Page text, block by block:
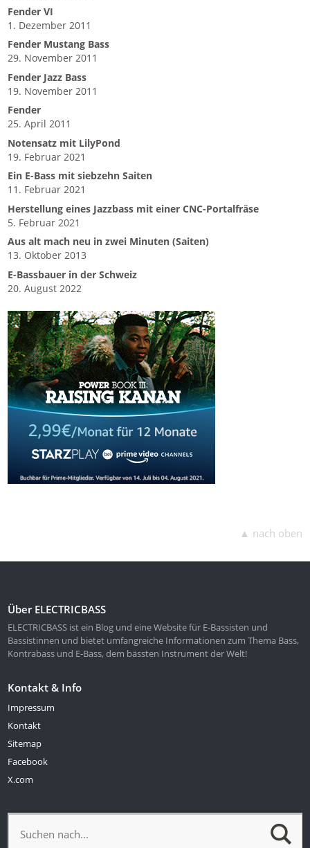
Fender VI
1. Dezember 2011
Fender Mustang Bass
29. November 2011
Fender Jazz Bass
19. November 2011
Fender
25. April 2011
Notensatz mit LilyPond
19. Februar 2021
Ein E-Bass mit siebzehn Saiten
11. Februar 2021
Herstellung eines Jazzbass mit einer CNC-Portalfräse
5. Februar 2021
Aus alt mach neu in zwei Minuten (Saiten)
13. Oktober 2013
E-Bassbauer in der Schweiz
20. August 2022
▲ nach oben
Über ELECTRICBASS
ELECTRICBASS ist ein Blog und eine Website für E-Bassisten und
Bassistinnen und bietet umfangreiche Informationen zum Thema Bass,
Kontrabass und E-Bass, dem bässten Instrument der Welt!
Kontakt & Info
Impressum
Kontakt
Sitemap
Facebook
X.com